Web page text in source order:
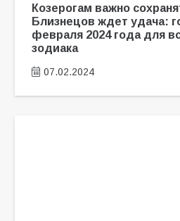
Козерогам важно
Близнецов ждет удача:
февраля 2024 года для
зодиака
07.02.2024